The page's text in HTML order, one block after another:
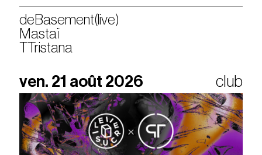
deBasement(live)
Mastaï
TTristana
ven. 21 août 2026 club